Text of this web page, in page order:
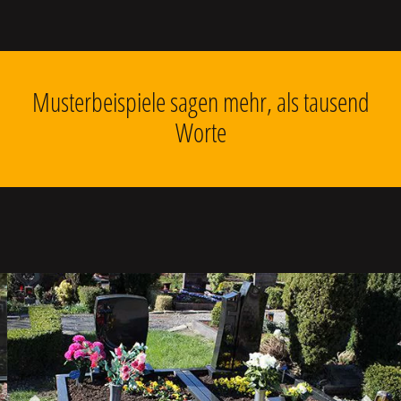
Musterbeispiele sagen mehr, als tausend
Worte